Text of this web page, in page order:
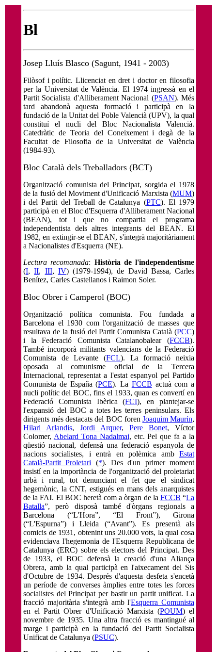
Bl
Josep Lluís Blasco (Sagunt, 1941 - 2003)
Filòsof i polític. Llicenciat en dret i doctor en filosofia
per la Universitat de València. El 1974 ingressà en el
Partit Socialista d'Alliberament Nacional (PSAN). Més
tard abandonà aquesta formació i participà en la
fundació de la Unitat del Poble Valencià (UPV), la qual
constituí el nucli del Bloc Nacionalista Valencià.
Catedràtic de Teoria del Coneixement i degà de la
Facultat de Filosofia de la Universitat de València
(1984-93).
Bloc Català dels Treballadors (BCT)
Organització comunista del Principat, sorgida el 1978
de la fusió del Moviment d'Unificació Marxista (MUM)
i del Partit del Treball de Catalunya (PTC). El 1979
participà en el Bloc d'Esquerra d'Alliberament Nacional
(BEAN), tot i que no compartia el programa
independentista dels altres integrants del BEAN. El
1982, en extingir-se el BEAN, s'integrà majoritàriament
a Nacionalistes d'Esquerra (NE).
Lectura recomanada: Història de l'independentisme
(I,II, III, IV) (1979-1994), de David Bassa, Carles
Benítez, Carles Castellanos i Raimon Soler.
Bloc Obrer i Camperol (BOC)
Organització política comunista. Fou fundada a
Barcelona el 1930 com l'organització de masses que
resultava de la fusió del Partit Comunista Català (PCC)
i la Federació Comunista Catalanobalear (FCCB).
També incorporà militants valencians de la Federació
Comunista de Levante (FCL). La formació neixia
oposada al comunisme oficial de la Tercera
Internacional, representat a l'estat espanyol pel Partido
Comunista de España (PCE). La FCCB actuà com a
nucli polític del BOC, fins el 1933, quan es convertí en
Federació Comunista Ibèrica (FCI), en plantejar-se
l'expansió del BOC a totes les terres peninsulars. Els
dirigents més destacats del BOC foren Joaquim Maurín,
Hilari Arlandis, Jordi Arquer, Pere Bonet, Víctor
Colomer, Abelard Tona Nadalmai, etc. Pel que fa a la
qüestió nacional, defensà una federació espanyola de
nacions socialistes, i entrà en polèmica amb Estat
Català-Partit Proletari (*). Des d'un primer moment
insistí en la importància de l'organització del proletariat
urbà i rural, tot denunciant el fet que el sindicat
hegemònic, la CNT, estigués en mans dels anarquistes
de la FAI. El BOC heretà com a òrgan de la FCCB “La
Batalla”, però disposà també d'òrgans regionals a
Barcelona (“L'Hora”, “El Front”), Girona
(“L'Espurna”) i Lleida (“Avant”). Es presentà als
comicis de 1931, obtenint uns 20.000 vots, la qual cosa
evidenciava l'hegemonia de l'Esquerra Republicana de
Catalunya (ERC) sobre els electors del Principat. Des
de 1933, el BOC defensà la creació d'una Aliança
Obrera, amb la qual participà en l'aixecament del Sis
d'Octubre de 1934. Després d'aquesta desfeta s'encetà
un període de converses àmplies entre totes les forces
socialistes del Principat per bastir un partit unificat. La
fracció majoritària s'integrà amb l'Esquerra Comunista
en el Partit Obrer d'Unificació Marxista (POUM) el
novembre de 1935. Una altra fracció es mantingué al
marge i participà en la fundació del Partit Socialista
Unificat de Catalunya (PSUC).